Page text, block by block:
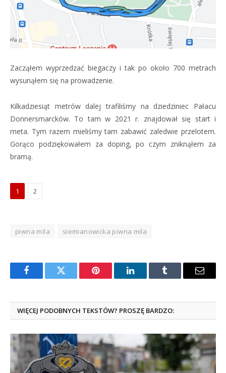
Zacząłem wyprzedzać biegaczy i tak po około 700 metrach
wysunąłem się na prowadzenie.
Kilkadziesiąt metrów dalej trafiliśmy na dziedziniec Pałacu
Donnersmarcków. To tam w 2021 r. znajdował się start i
meta. Tym razem mieliśmy tam zabawić zaledwie przelotem.
Gorąco podziękowałem za doping, po czym zniknąłem za
bramą.
1 2
piwna mila siemianowicka piwna mila
FacebookTwitter Pinterest LinkedInTumblr Email
WIĘCEJ PODOBNYCH TEKSTÓW? PROSZĘ BARDZO: